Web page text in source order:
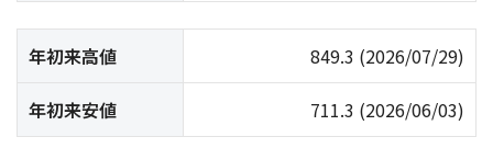
年初来高値 849.3 (2026/07/29)
年初来安値 711.3 (2026/06/03)